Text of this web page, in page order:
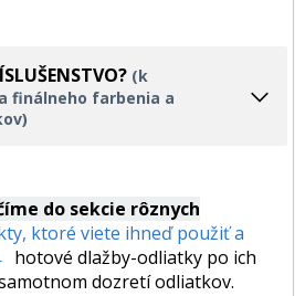
(k
finálneho farbenia a
do sekcie rôznych
ktoré viete ihneď použiť a
hotové dlažby-odliatky po ich
dozretí odliatkov.